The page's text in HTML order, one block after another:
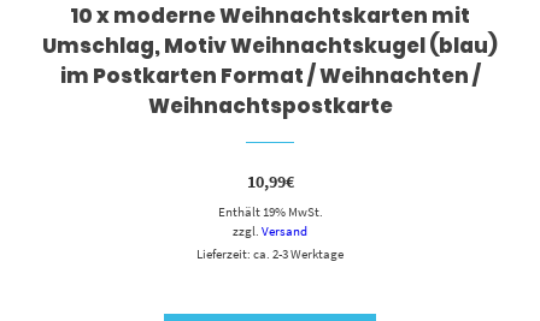
10 x moderne Weihnachtskarten mit
Umschlag, Motiv Weihnachtskugel (blau)
im Postkarten Format / Weihnachten /
Weihnachtspostkarte
10,99€
Enthält 19% MwSt.
zzgl. Versand
Lieferzeit: ca. 2-3 Werktage